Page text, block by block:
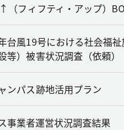
（フィフティ・アップ）
台風19号における社会福
等）被害状況調査（依頼）
ンパス跡地活用プラン
事業者運営状況調査結果